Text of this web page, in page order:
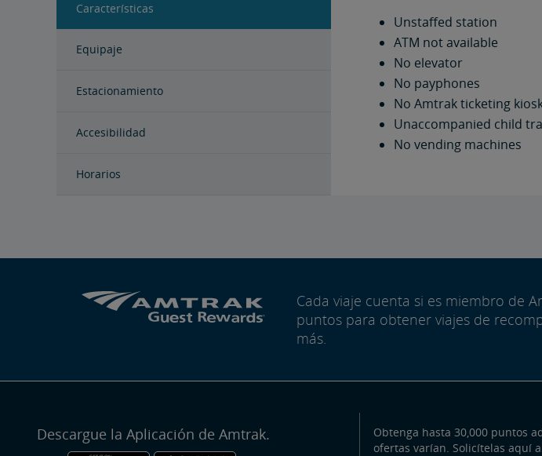
Características
Equipaje
Estacionamiento
Accesibilidad
Horarios
Unstaffed station
ATM not available
No elevator
No payphones
No Amtrak ticketing
Unaccompanied child
No vending machines
Cada viaje cuenta si es miembro de
puntos para obtener viajes de
más.
Descargue la Aplicación de Amtrak.
Obtenga hasta 30,000 puntos
ofertas varían. Solicítelas aquí